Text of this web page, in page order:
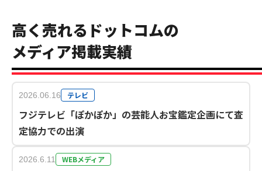
高く売れるドットコムの
メディア掲載実績
2026.06.16 テレビ
フジテレビ「ぽかぽか」の芸能人お宝鑑定企画にて査
定協力での出演
2026.6.11 WEBメディア